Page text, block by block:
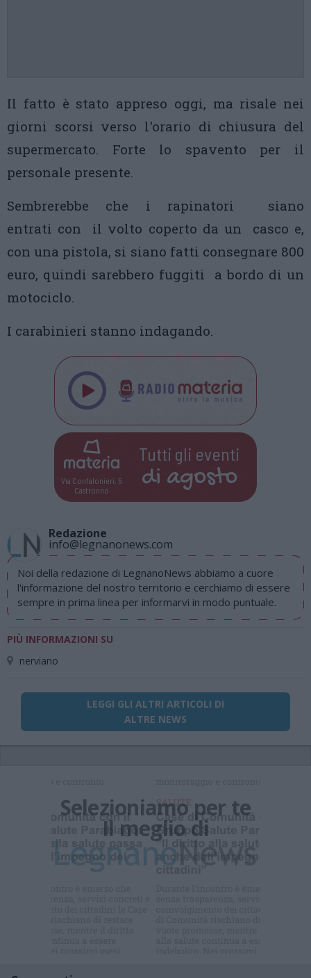
Il fatto è stato appreso oggi, ma risale nei
giorni scorsi verso l'orario di chiusura del
supermercato. Forte lo spavento per il
personale presente.
Sembrerebbe che i rapinatori siano
entrati con il volto coperto da un casco e,
con una pistola, si siano fatti consegnare 800
euro, quindi sarebbero fuggiti a bordo di un
motociclo.
I carabinieri stanno indagando.
Via Confalonieri, 5
Castronno
Tutti gli eventi
di agosto
Redazione
info@legnanonews.com
Noi della redazione di LegnanoNews abbiamo a cuore
l'informazione del nostro territorio e cerchiamo di essere
sempre in prima linea per informarvi in modo puntuale.
PIÙ INFORMAZIONI SU
nerviano
LEGGI GLI ALTRI ARTICOLI DI
ALTRE NEWS
Selezioniamo per te
Il meglio di